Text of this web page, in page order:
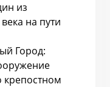
из
на пути
Город: